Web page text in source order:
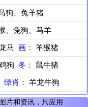
狗、兔羊猪
、兔狗、马羊
马 画： 羊猴猪
狗 冬： 鼠牛猪
绿肖： 羊龙牛狗
片和资讯，只应用